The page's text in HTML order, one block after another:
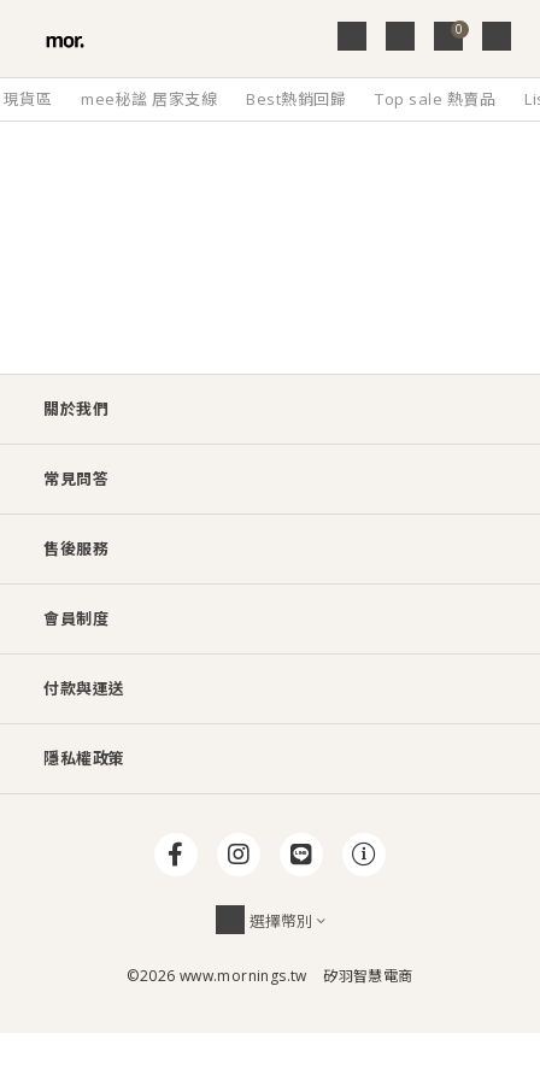
0
貨區 mee秘謐 居家支線 Best熱銷回歸 Top sale 熱賣品
關於我們
常見問答
售後服務
會員制度
付款與運送
隱私權政策
選擇幣別
©2026 www.mornings.tw 矽羽智慧電商